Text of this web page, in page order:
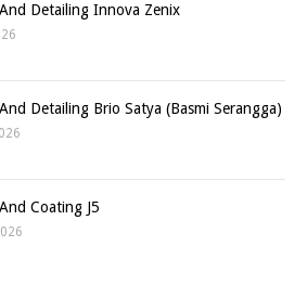
Detailing Innova Zenix
Detailing Brio Satya (Basmi Serangga)
Coating J5